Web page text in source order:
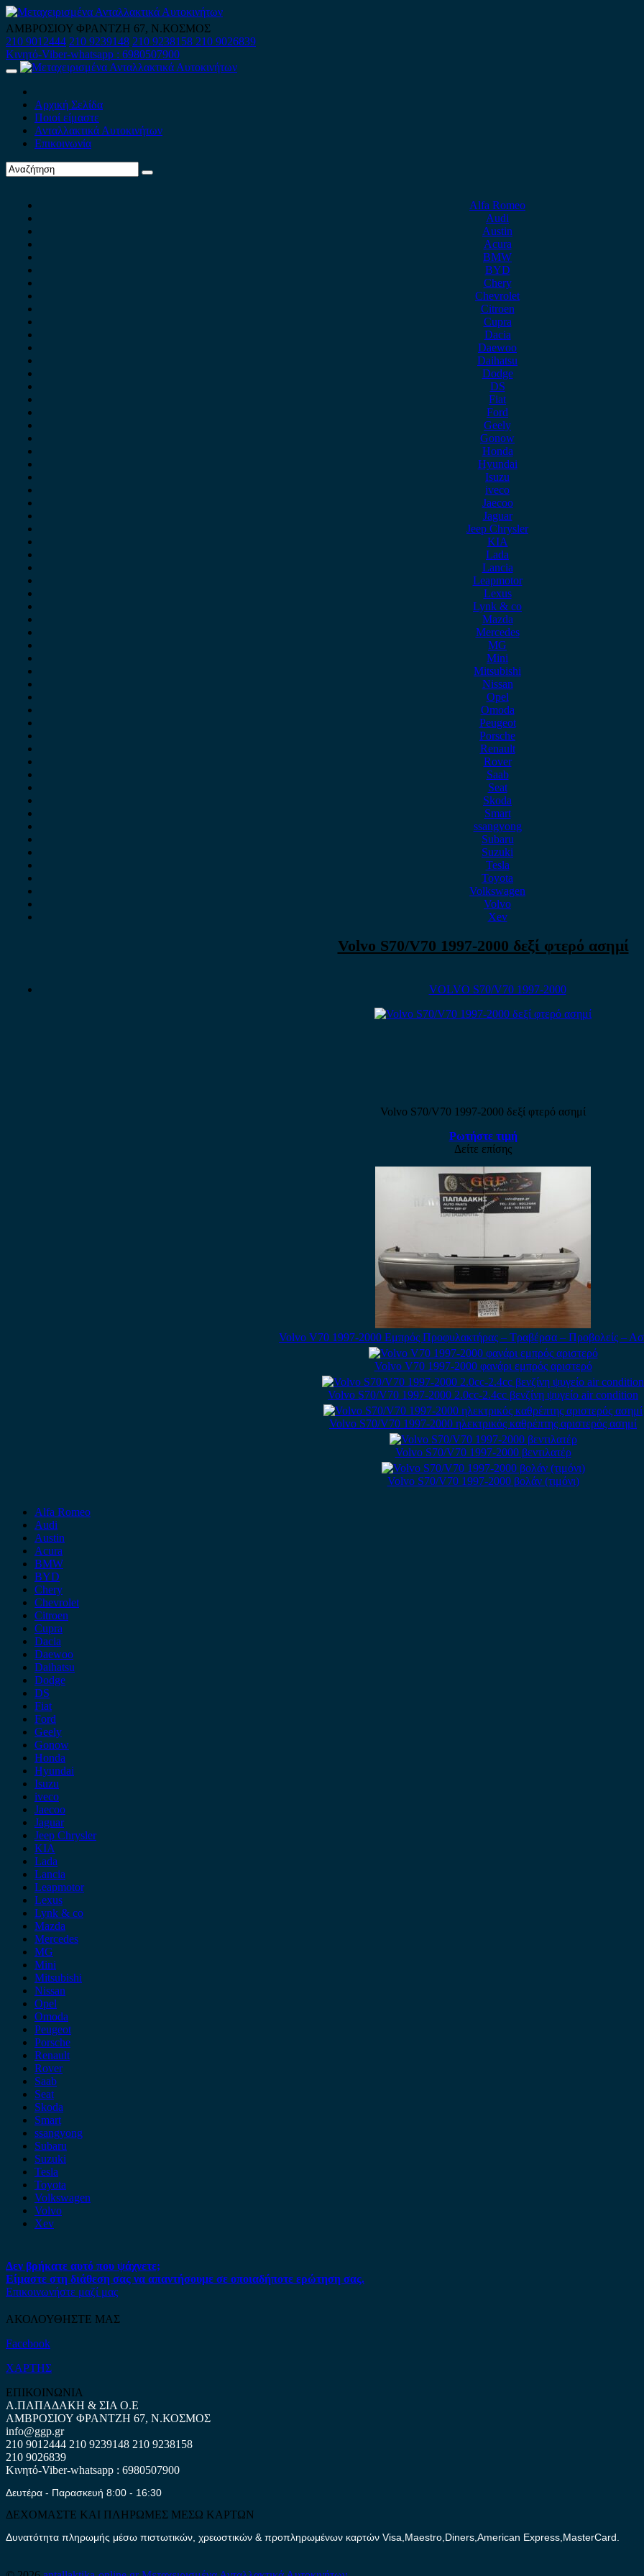
Skip
to
content
ΑΜΒΡΟΣΙΟΥ ΦΡΑΝΤΖΗ 67, Ν.ΚΟΣΜΟΣ
210 9012444 210 9239148 210 9238158 210 9026839
Κινητό-Viber-whatsapp : 6980507900
Primary
Αρχική Σελίδα
Ποιοί είμαστε
Ανταλλακτικά Αυτοκινήτων
Επικοινωνία
Alfa Romeo
Audi
Austin
Acura
BMW
BYD
Chery
Chevrolet
Citroen
Cupra
Dacia
Daewoo
Daihatsu
Dodge
DS
Fiat
Ford
Geely
Gonow
Honda
Hyundai
Isuzu
iveco
Jaecoo
Jaguar
Jeep Chrysler
KIA
Lada
Lancia
Leapmotor
Lexus
Lynk & co
Mazda
Mercedes
MG
Mini
Mitsubishi
Nissan
Opel
Omoda
Peugeot
Porsche
Renault
Rover
Saab
Seat
Skoda
Smart
ssangyong
Subaru
Suzuki
Tesla
Toyota
Volkswagen
Volvo
Xev
Volvo S70/V70 1997-2000 δεξί φτερό ασημί
VOLVO S70/V70 1997-2000
Volvo S70/V70 1997-2000 δεξί φτερό ασημί
Ρωτήστε τιμή
Δείτε επίσης
Volvo V70 1997-2000 Εμπρός Προφυλακτήρας – Τραβέρσα – Προβολείς –
Volvo V70 1997-2000 φανάρι εμπρός αριστερό
Volvo S70/V70 1997-2000 2.0cc-2.4cc βενζίνη ψυγείο air condition
Volvo S70/V70 1997-2000 ηλεκτρικός καθρέπτης αριστερός ασημί
Volvo S70/V70 1997-2000 βεντιλατέρ
Volvo S70/V70 1997-2000 βολάν (τιμόνι)
Alfa Romeo
Audi
Austin
Acura
BMW
BYD
Chery
Chevrolet
Citroen
Cupra
Dacia
Daewoo
Daihatsu
Dodge
DS
Fiat
Ford
Geely
Gonow
Honda
Hyundai
Isuzu
iveco
Jaecoo
Jaguar
Jeep Chrysler
KIA
Lada
Lancia
Leapmotor
Lexus
Lynk & co
Mazda
Mercedes
MG
Mini
Mitsubishi
Nissan
Opel
Omoda
Peugeot
Porsche
Renault
Rover
Saab
Seat
Skoda
Smart
ssangyong
Subaru
Suzuki
Tesla
Toyota
Volkswagen
Volvo
Xev
Δεν βρήκατε αυτό που ψάχνετε;
Είμαστε στη διάθεση σας να απαντήσουμε σε οποιαδήποτε ερώτηση σας.
Επικοινωνήστε μαζί μας
ΑΚΟΛΟΥΘΗΣΤΕ ΜΑΣ
Facebook
ΧΑΡΤΗΣ
ΕΠΙΚΟΙΝΩΝΙΑ
Α.ΠΑΠΑΔΑΚΗ & ΣΙΑ Ο.Ε
ΑΜΒΡΟΣΙΟΥ ΦΡΑΝΤΖΗ 67, Ν.ΚΟΣΜΟΣ
info@ggp.gr
210 9012444 210 9239148 210 9238158
210 9026839
Κινητό-Viber-whatsapp : 6980507900
Δευτέρα - Παρασκευή 8:00 - 16:30
ΔΕΧΟΜΑΣΤΕ ΚΑΙ ΠΛΗΡΩΜΕΣ ΜΕΣΩ ΚΑΡΤΩΝ
Δυνατότητα πληρωμής μέσω πιστωτικών, χρεωστικών & προπληρωμένων καρτών Visa,Maestro,Diners,American Express,MasterCard.